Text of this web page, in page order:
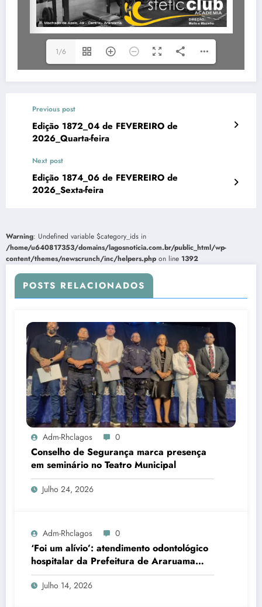
1/6
Previous post
Edição 1872_04 de FEVEREIRO de
2026_Quarta-feira
Next post
Edição 1874_06 de FEVEREIRO de
2026_Sexta-feira
Warning: Undefined variable $category_ids in
/home/u640817353/domains/lagosnoticia.com.br/public_html/wp-
content/themes/newscrunch/inc/helpers.php on line 1392
POSTS RELACIONADOS
Adm-Rhclagos 0
Conselho de Segurança marca presença
em seminário no Teatro Municipal
Julho 24, 2026
Adm-Rhclagos 0
‘Foi um alívio’: atendimento odontológico
hospitalar da Prefeitura de Araruama
transforma rotina de famílias atípicas
Julho 14, 2026